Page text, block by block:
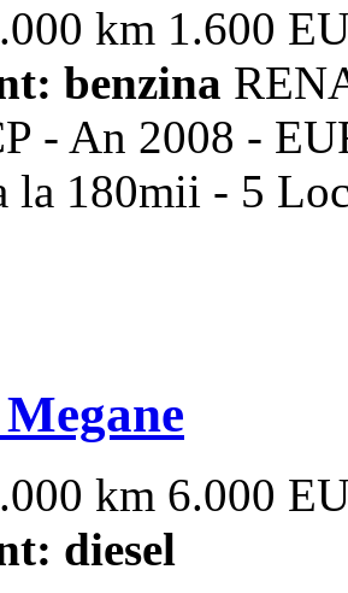
km 1.600
benzina
- An 2008 -
la 180mii - 5
km 6.000
diesel